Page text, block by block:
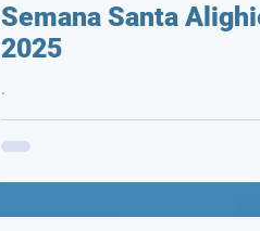
Semana Santa
2025
.